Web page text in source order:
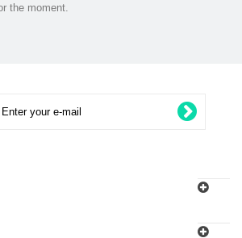
the moment.